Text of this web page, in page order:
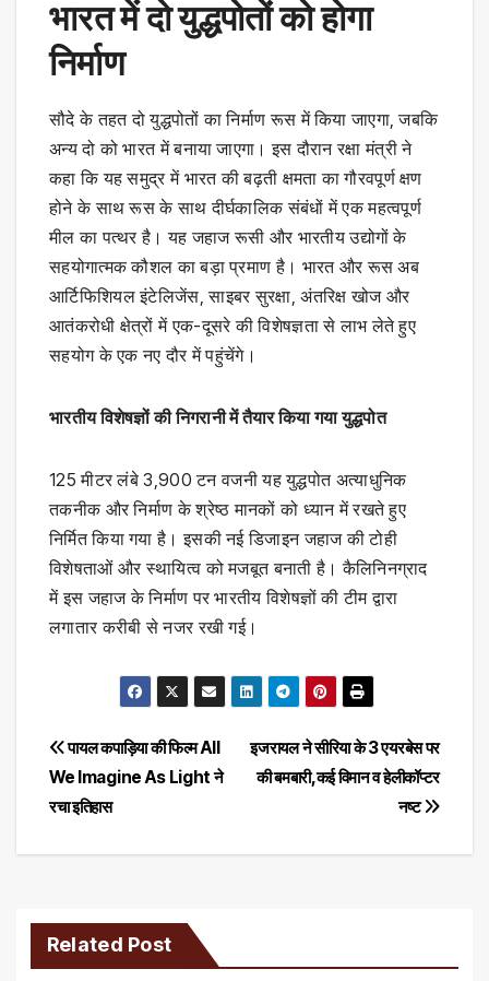
भारत में दो युद्धपोतों को होगा
निर्माण
सौदे के तहत दो युद्धपोतों का निर्माण रूस में किया जाएगा, जबकि
अन्य दो को भारत में बनाया जाएगा। इस दौरान रक्षा मंत्री ने
कहा कि यह समुद्र में भारत की बढ़ती क्षमता का गौरवपूर्ण क्षण
होने के साथ रूस के साथ दीर्घकालिक संबंधों में एक महत्वपूर्ण
मील का पत्थर है। यह जहाज रूसी और भारतीय उद्योगों के
सहयोगात्मक कौशल का बड़ा प्रमाण है। भारत और रूस अब
आर्टिफिशियल इंटेलिजेंस, साइबर सुरक्षा, अंतरिक्ष खोज और
आतंकरोधी क्षेत्रों में एक-दूसरे की विशेषज्ञता से लाभ लेते हुए
सहयोग के एक नए दौर में पहुंचेंगे।
भारतीय विशेषज्ञों की निगरानी में तैयार किया गया युद्धपोत
125 मीटर लंबे 3,900 टन वजनी यह युद्धपोत अत्याधुनिक
तकनीक और निर्माण के श्रेष्ठ मानकों को ध्यान में रखते हुए
निर्मित किया गया है। इसकी नई डिजाइन जहाज की टोही
विशेषताओं और स्थायित्व को मजबूत बनाती है। कैलिनिनग्राद
में इस जहाज के निर्माण पर भारतीय विशेषज्ञों की टीम द्वारा
लगातार करीबी से नजर रखी गई।
Post
navigation
इजरायल ने सीरिया के 3 एयरबेस पर
की बमबारी,कई विमान व हेलीकॉप्टर
नष्ट
पायल कपाड़िया की फिल्म All
We Imagine As Light ने
रचा इतिहास
Related Post